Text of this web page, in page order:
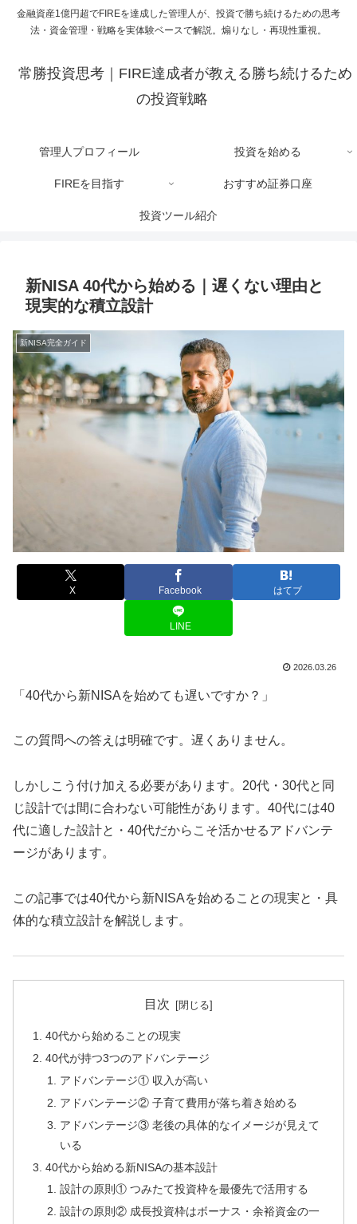
金融資産1億円超でFIREを達成した管理人が、投資で勝ち続けるための思考
法・資金管理・戦略を実体験ベースで解説。煽りなし・再現性重視。
常勝投資思考｜FIRE達成者が教える勝ち続けるため
の投資戦略
管理人プロフィール 投資を始める
FIREを目指す おすすめ証券口座
投資ツール紹介
新NISA 40代から始める｜遅くない理由と
現実的な積立設計
新NISA完全ガイド
X Facebook はてブ
LINE
2026.03.26
「40代から新NISAを始めても遅いですか？」
この質問への答えは明確です。遅くありません。
しかしこう付け加える必要があります。20代・30代と同
じ設計では間に合わない可能性があります。40代には40
代に適した設計と・40代だからこそ活かせるアドバンテ
ージがあります。
この記事では40代から新NISAを始めることの現実と・具
体的な積立設計を解説します。
目次
40代から始めることの現実
40代が持つ3つのアドバンテージ
アドバンテージ① 収入が高い
アドバンテージ② 子育て費用が落ち着き始める
アドバンテージ③ 老後の具体的なイメージが見えて
いる
40代から始める新NISAの基本設計
設計の原則① つみたて投資枠を最優先で活用する
設計の原則② 成長投資枠はボーナス・余裕資金の一